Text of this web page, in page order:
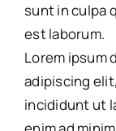
sunt in culpa
est laborum.
Lorem ipsum
adipiscing
incididunt ut